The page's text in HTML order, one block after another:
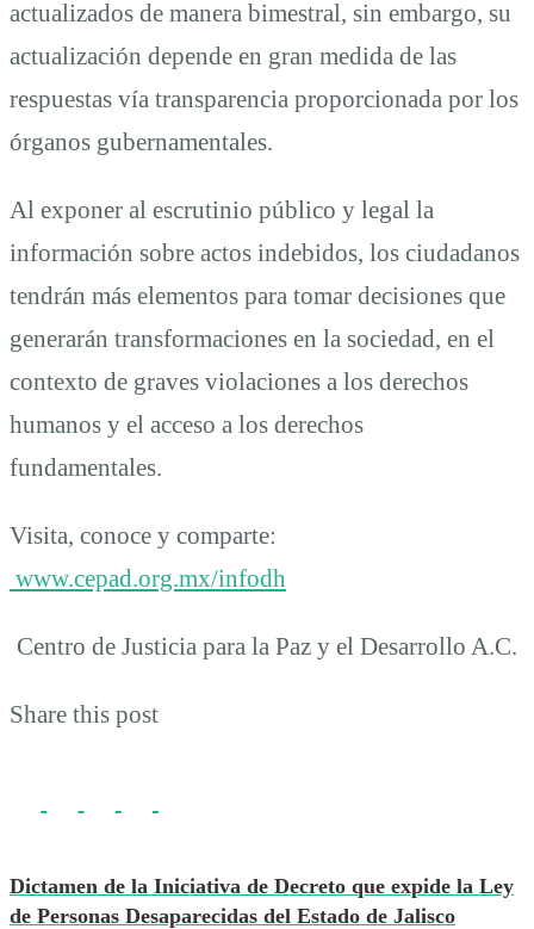
actualizados de manera bimestral, sin embargo, su
actualización depende en gran medida de las
respuestas vía transparencia proporcionada por los
órganos gubernamentales.
Al exponer al escrutinio público y legal la
información sobre actos indebidos, los ciudadanos
tendrán más elementos para tomar decisiones que
generarán transformaciones en la sociedad, en el
contexto de graves violaciones a los derechos
humanos y el acceso a los derechos
fundamentales.
Visita, conoce y comparte:
www.cepad.org.mx/infodh
Centro de Justicia para la Paz y el Desarrollo A.C.
Share this post
Dictamen de la Iniciativa de Decreto que expide la Ley
de Personas Desaparecidas del Estado de Jalisco